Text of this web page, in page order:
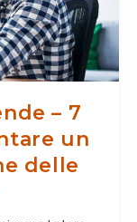
– 7
un
delle